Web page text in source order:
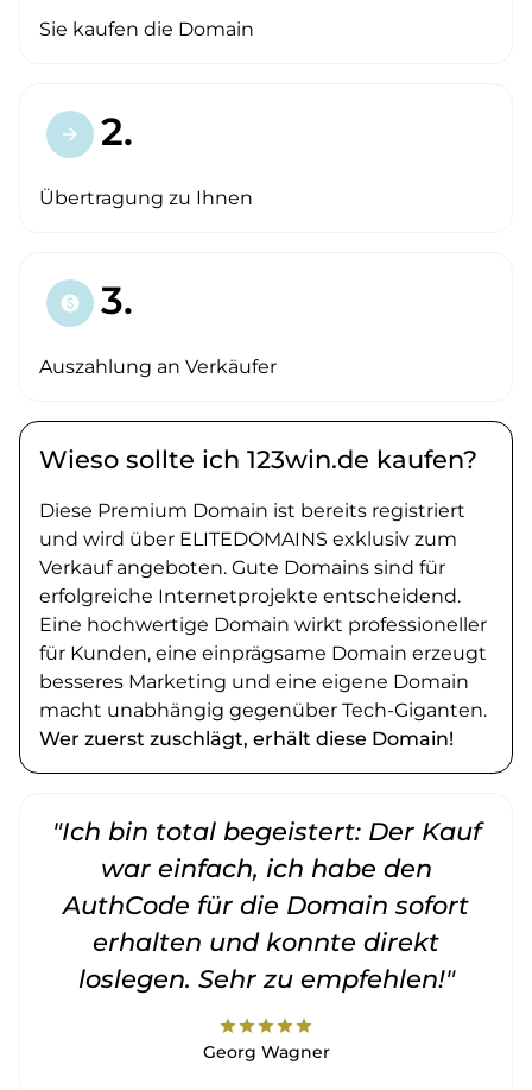
Sie kaufen die Domain
arrow_forward 2.
Übertragung zu Ihnen
paid 3.
Auszahlung an Verkäufer
Wieso sollte ich 123win.de kaufen?
Diese Premium Domain ist bereits registriert
und wird über ELITEDOMAINS exklusiv zum
Verkauf angeboten. Gute Domains sind für
erfolgreiche Internetprojekte entscheidend.
Eine hochwertige Domain wirkt professioneller
für Kunden, eine einprägsame Domain erzeugt
besseres Marketing und eine eigene Domain
macht unabhängig gegenüber Tech-Giganten.
Wer zuerst zuschlägt, erhält diese Domain!
"Ich bin total begeistert: Der Kauf
war einfach, ich habe den
AuthCode für die Domain sofort
erhalten und konnte direkt
loslegen. Sehr zu empfehlen!"
starstarstarstarstar
Georg Wagner